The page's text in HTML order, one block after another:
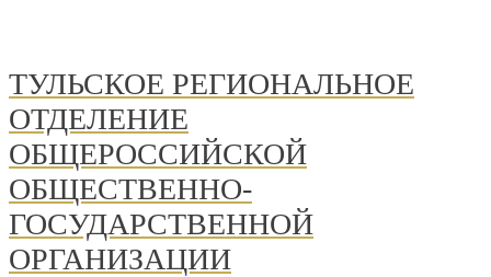
ТУЛЬСКОЕ РЕГИОНАЛЬНОЕ
ОТДЕЛЕНИЕ
ОБЩЕРОССИЙСКОЙ
ОБЩЕСТВЕННО-
ГОСУДАРСТВЕННОЙ
ОРГАНИЗАЦИИ